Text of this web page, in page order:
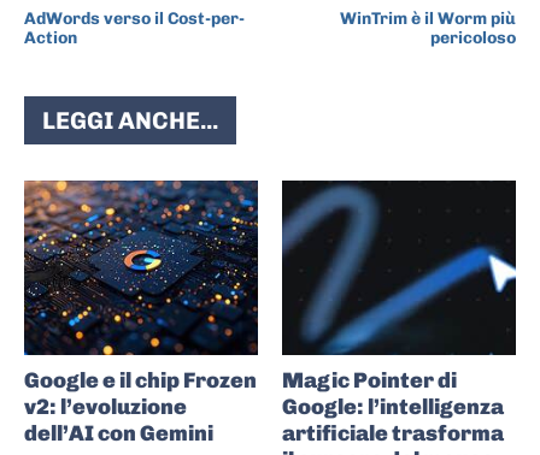
AdWords verso il Cost-per-
Action
WinTrim è il Worm più
pericoloso
LEGGI ANCHE...
Google e il chip Frozen
v2: l’evoluzione
dell’AI con Gemini
Magic Pointer di
Google: l’intelligenza
artificiale trasforma